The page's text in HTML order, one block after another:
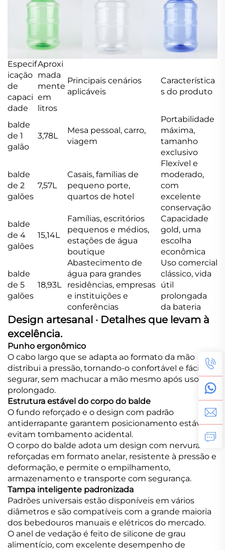
Especif
icação
de
capaci
dade
Aproxi
mada
mente
em
litros
Principais cenários
aplicáveis
Característica
s do produto
balde
de 1
galão
3,78L
Mesa pessoal, carro,
viagem
Portabilidade
máxima,
tamanho
exclusivo
balde
de 2
galões
7,57L
Casais, famílias de
pequeno porte,
quartos de hotel
Flexível e
moderado,
com
excelente
conservação
balde
de 4
galões
15,14L
Famílias, escritórios
pequenos e médios,
estações de água
boutique
Capacidade
gold, uma
escolha
econômica
balde
de 5
galões
18,93L
Abastecimento de
água para grandes
residências, empresas
e instituições e
conferências
Uso comercial
clássico, vida
útil
prolongada
da bateria
Design artesanal · Detalhes que levam à
excelência.
Punho ergonômico
O cabo largo que se adapta ao formato da mão
distribui a pressão, tornando-o confortável e fácil de
segurar, sem machucar a mão mesmo após uso
prolongado.
Estrutura estável do corpo do balde
O fundo reforçado e o design com padrão
antiderrapante garantem posicionamento estável e
evitam tombamento acidental.
O corpo do balde adota um design com nervuras
reforçadas em formato anelar, resistente à pressão e
deformação, e permite o empilhamento,
armazenamento e transporte com segurança.
Tampa inteligente padronizada
Padrões universais estão disponíveis em vários
diâmetros e são compatíveis com a grande maioria
dos bebedouros manuais e elétricos do mercado.
O anel de vedação é feito de silicone de grau
alimentício, com excelente desempenho de